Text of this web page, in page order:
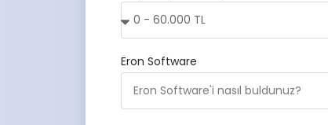
Eron Software